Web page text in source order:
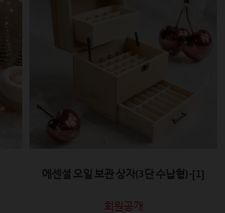
에센셜 오일 보관 상자(3단 수납형)-[1]
회원공개